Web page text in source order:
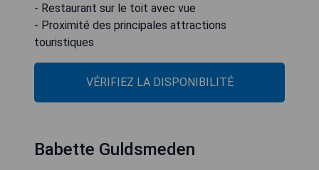
- Restaurant sur le toit avec vue
- Proximité des principales attractions
touristiques
VÉRIFIEZ LA DISPONIBILITÉ
Babette Guldsmeden